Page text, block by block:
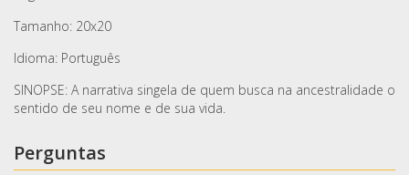
Tamanho: 20x20
Idioma: Português
SINOPSE: A narrativa singela de quem busca na ancestralidade o
sentido de seu nome e de sua vida.
Perguntas